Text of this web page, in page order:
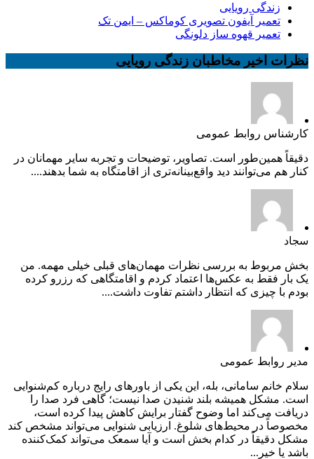
زندگی رویایی
تعمیر آیفون تصویری کوماکس – ایمن تک
تعمیر قهوه ساز دلونگی
نظرات اخیر مخاطبان زندگی رویایی
کارشناس روابط عمومی
دقیقاً همین‌طور است. تصاویر، توضیحات و تجربه سایر مهمانان در
کنار هم می‌توانند دید واقع‌بینانه‌تری از اقامتگاه به شما بدهند....
سجاد
بخش مربوط به بررسی نظرات مهمان‌های قبلی خیلی مهمه. من
یک بار فقط به عکس‌ها اعتماد کردم و اقامتگاهی که رزرو کرده
بودم با چیزی که انتظار داشتم تفاوت داشت....
مدیر روابط عمومی
سلام خانم سامانی، بله، این یکی از باورهای رایج درباره کم‌شنوایی
است. مشکل همیشه بلند شنیدن صدا نیست؛ گاهی فرد صدا را
دریافت می‌کند اما وضوح گفتار برایش کاهش پیدا کرده است،
مخصوصاً در محیط‌های شلوغ. ارزیابی شنوایی می‌تواند مشخص کند
مشکل دقیقاً در کدام بخش است و آیا سمعک می‌تواند کمک‌کننده
باشد یا خیر...